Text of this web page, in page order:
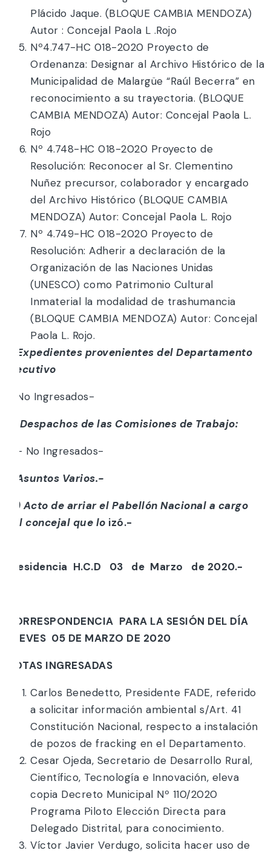
Plácido Jaque. (BLOQUE CAMBIA MENDOZA)
Autor : Concejal Paola L .Rojo
Nº4.747-HC 018-2020 Proyecto de
Ordenanza: Designar al Archivo Histórico de la
Municipalidad de Malargüe “Raúl Becerra” en
reconocimiento a su trayectoria. (BLOQUE
CAMBIA MENDOZA) Autor: Concejal Paola L.
Rojo
Nº 4.748-HC 018-2020 Proyecto de
Resolución: Reconocer al Sr. Clementino
Nuñez precursor, colaborador y encargado
del Archivo Histórico (BLOQUE CAMBIA
MENDOZA) Autor: Concejal Paola L. Rojo
Nº 4.749-HC 018-2020 Proyecto de
Resolución: Adherir a declaración de la
Organización de las Naciones Unidas
(UNESCO) como Patrimonio Cultural
Inmaterial la modalidad de trashumancia
(BLOQUE CAMBIA MENDOZA) Autor: Concejal
Paola L. Rojo.
j) Expedientes provenientes del Departamento
Ejecutivo
– No Ingresados-
k) Despachos de las Comisiones de Trabajo:
– No Ingresados-
) Asuntos Varios.-
m) Acto de arriar el Pabellón Nacional a cargo
del concejal que lo izó.-
Presidencia H.C.D 03 de Marzo de 2020.-
CORRESPONDENCIA PARA LA SESIÓN DEL DÍA
JUEVES 05 DE MARZO DE 2020
NOTAS INGRESADAS
Carlos Benedetto, Presidente FADE, referido
a solicitar información ambiental s/Art. 41
Constitución Nacional, respecto a instalación
de pozos de fracking en el Departamento.
Cesar Ojeda, Secretario de Desarrollo Rural,
Científico, Tecnología e Innovación, eleva
copia Decreto Municipal Nº 110/2020
Programa Piloto Elección Directa para
Delegado Distrital, para conocimiento.
Víctor Javier Verdugo, solicita hacer uso de